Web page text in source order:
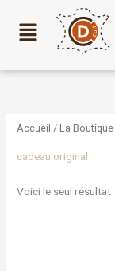
contenu
Accueil / La Boutique
cadeau original
Voici le seul résultat